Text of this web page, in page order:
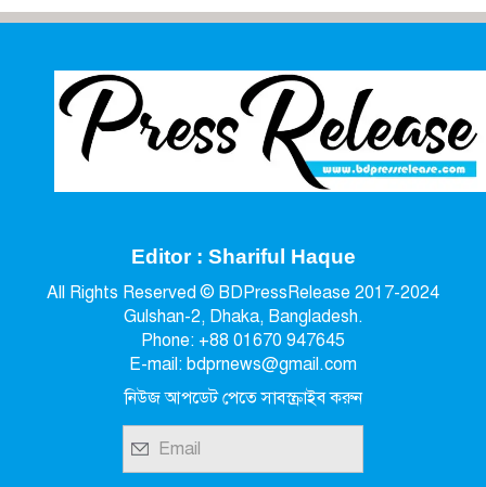
Editor : Shariful Haque
All Rights Reserved © BDPressRelease 2017-2024
Gulshan-2, Dhaka, Bangladesh.
Phone: +88 01670 947645
E-mail: bdprnews@gmail.com
নিউজ আপডেট পেতে সাবস্ক্রাইব করুন